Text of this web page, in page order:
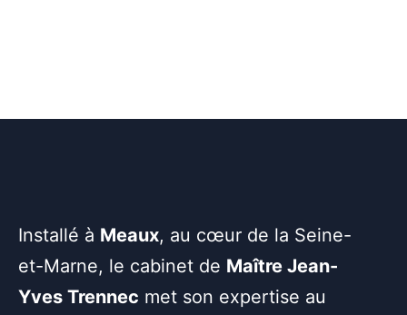
Installé à Meaux, au cœur de la Seine-
et-Marne, le cabinet de Maître Jean-
Yves Trennec met son expertise au